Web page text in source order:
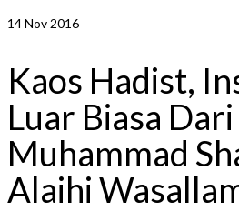
14Nov 2016
Kaos Hadist,
Luar Biasa
Muhammad
Alaihi